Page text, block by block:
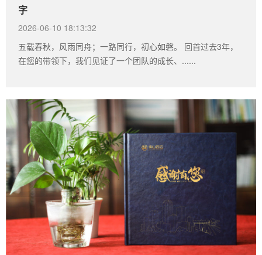
字
2026-06-10 18:13:32
五载春秋，风雨同舟；一路同行，初心如磐。 回首过去3年，
在您的带领下，我们见证了一个团队的成长、......